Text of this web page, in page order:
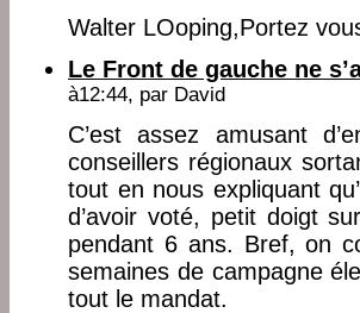
Walter LOoping,Portez
Le Front de gauche ne
à12:44, par David
C’est assez amusant
conseillers régionaux
tout en nous expliquant
d’avoir voté, petit doigt
pendant 6 ans. Bref, on
semaines de campagne
tout le mandat.